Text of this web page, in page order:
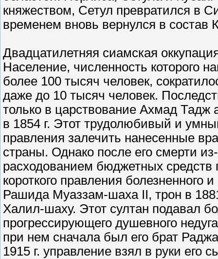
княжеством, Сетул превратился в
временем вновь вернулся в состав
Двадцатилетняя сиамская
Население, численность которого
более 100 тысяч человек,
даже до 10 тысяч человек.
только в царствование Ахмад
в 1854 г. Этот трудолюбивый и
правления залечить нанесенные
страны. Однако после его смерти
расходованием бюджетных
короткого правления
Рашида Муаззам-шаха II, трон в
Халил-шаху. Этот султан подавал
прогрессирующего душевного
при нем сначала был его брат
1915 г. управление взял в руки его